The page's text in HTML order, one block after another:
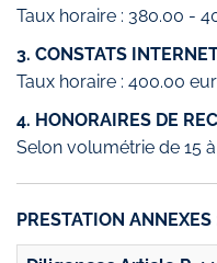
Taux horaire : 380.00 -
3. CONSTATS
Taux horaire : 400.00
4. HONORAIRES DE
Selon volumétrie de 15 à
PRESTATION ANNEXES